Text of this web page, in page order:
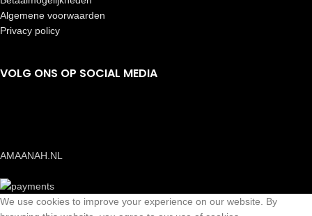
Algemene voorwaarden
Privacy policy
VOLG ONS OP SOCIAL MEDIA
AMAANAH.NL
We use cookies to improve your experience on our website. By